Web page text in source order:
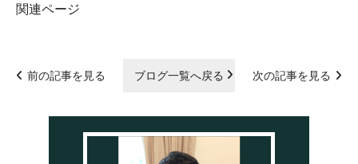
関連ページ
前の記事を見る ブログ一覧へ戻る 次の記事を見る